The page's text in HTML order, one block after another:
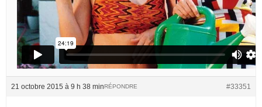
21 octobre 2015 à 9 h 38 min #33351
RÉPONDRE